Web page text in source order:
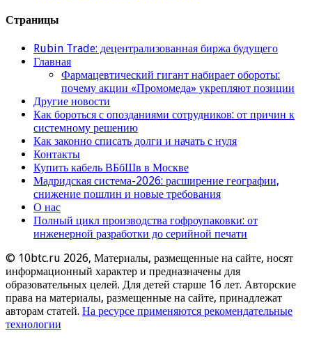
Страницы
Rubin Trade: децентрализованная биржа будущего
Главная
Фармацевтический гигант набирает обороты:
почему акции «Промомеда» укрепляют позиции
Другие новости
Как бороться с опозданиями сотрудников: от причин к
системному решению
Как законно списать долги и начать с нуля
Контакты
Купить кабель ВБбШв в Москве
Мадридская система-2026: расширение географии,
снижение пошлин и новые требования
О нас
Полный цикл производства гофроупаковки: от
инженерной разработки до серийной печати
© 10btc.ru 2026, Материалы, размещенные на сайте, носят
информационный характер и предназначены для
образовательных целей. Для детей старше 16 лет. Авторские
права на материалы, размещенные на сайте, принадлежат
авторам статей. На ресурсе применяются рекомендательные
технологии